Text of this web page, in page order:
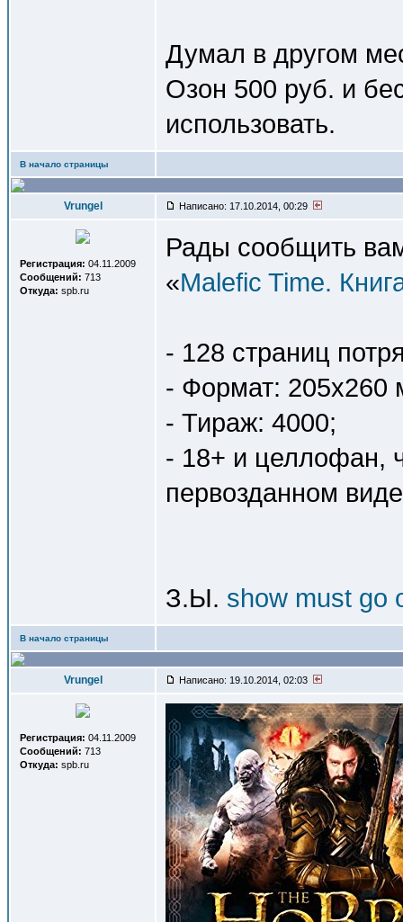
Думал в другом
Озон 500 руб. и
использовать.
В начало страницы
Vrungel Написано: 17.10.2014, 00:29
Регистрация: 04.11.2009
Сообщений: 713
Откуда: spb.ru
Рады сообщить
«Malefic Time.
- 128 страниц
- Формат: 205х260
- Тираж: 4000;
- 18+ и целлофан,
первозданном виде
З.Ы. show must go
В начало страницы
Vrungel Написано: 19.10.2014, 02:03
Регистрация: 04.11.2009
Сообщений: 713
Откуда: spb.ru